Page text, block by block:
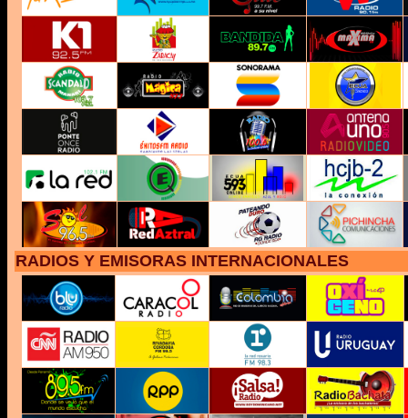
RADIOS Y EMISORAS INTERNACIONALES